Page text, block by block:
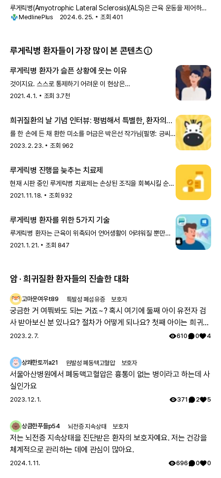
루게릭병(Amyotrophic Lateral Sclerosis)(ALS)은 근육 운동을 제어하는
특수 신경 세포인
MedlinePlus 2024. 6. 25. 조회 401
루게릭병 환자들이 가장 많이 본 콘텐츠
루게릭병 환자가 슬픈 상황에 웃는 이유
것이지요. 스스로 통제하기 어려운 이 현상은
거짓숨뇌감정PBA; Pseudobulbar affect으로, 루게릭병을
2021. 4. 1. 조회 3.7천
희귀질환의 날 기념 인터뷰: 평범해서 특별한, 환자의
보호자 이야기
를 한 손에 든 채 환한 미소를 머금은 박은선 작가님(필명: 긍씨)
을 만나 이야기를 나누었습니다. 아버지와 루게릭병 아버님께
2023. 2. 23. 조회 962
루게릭병 진행을 늦추는 치료제
현재 시판 중인 루게릭병 치료제는 손상된 조직을 회복시킬 순
없지만, 질환의 진행을 지연시키고 증상을 더욱 잘 관리할 수
2021. 11. 18. 조회 932
루게릭병 환자를 위한 5가지 기술
루게릭병 환자는 근육이 위축되어 언어생활이 어려워질 뿐만
아니라 다양한 정보에 접근하기가 점차 힘들어집니다. 그러나
2021. 1. 21. 조회 847
암 · 희귀질환 환자들의 진솔한 대화
고마운여우t89 특발성 폐섬유증 보호자
궁금한 거 여쭤봐도 되는 거죠~? 혹시 여기에 둘째 아이 유전자 검
사 받아보신 분 있나요? 절차가 어떻게 되나요? 첫째 아이는 희귀질
환 진단받았고, 당시에 애기 아빠랑 저랑 유전자 검사했는데 돌연변
걱정스러워서리.. 다들 몇주차에 무슨 검사하셨나요? 도움 좀 주심
감사하겠습니다.
2023. 2. 7. 610 0 4
상쾌한토끼a21 원발성 폐동맥고혈압 보호자
서울아산병원에서 폐동맥고혈압은 흉통이 없는 병이라고 하는데 사
실인가요
2023. 12. 1. 371 2 5
상큼한푸들p54 뇌전증 지속상태 보호자
저는 뇌전증 지속상태을 진단받은 환자의 보호자예요. 저는 건강을
체계적으로 관리하는 데에 관심이 많아요.
2024. 1. 11. 696 0 0